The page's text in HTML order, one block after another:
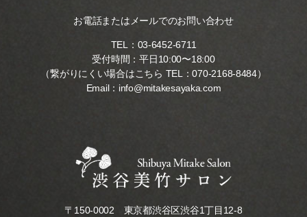
お電話またはメールでのお問い合わせ
TEL： 03-6452-6711
受付時間：平日10:00〜18:00
（繋がりにくい場合はこちら TEL：070-2168-8484）
Email： info@mitakesayaka.com
〒150-0002 東京都渋谷区渋谷1丁目12-8